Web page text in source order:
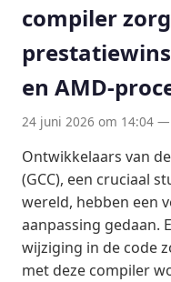
compiler
en AMD-
24 juni 2026 om 14:04
Ontwikkelaars van
(GCC), een cruciaal
wereld, hebben een
aanpassing gedaan.
wijziging in de code
met deze compiler